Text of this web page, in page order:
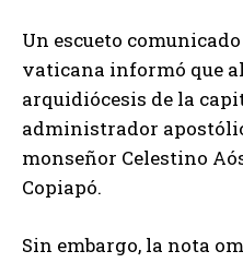
Un escueto
vaticana informó que
arquidiócesis de la
administrador
monseñor Celestino
Copiapó.
Sin embargo, la nota